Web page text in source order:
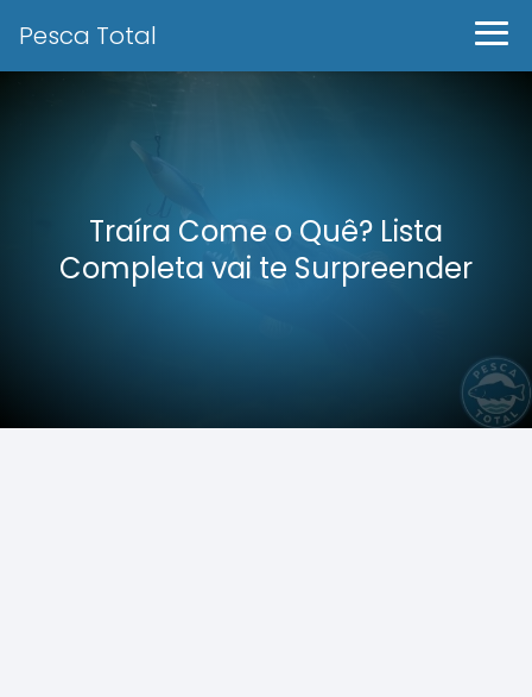
Pesca Total
Traíra Come o Quê? Lista
Completa vai te Surpreender